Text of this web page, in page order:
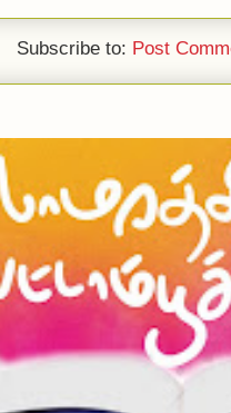
Subscribe to: Post